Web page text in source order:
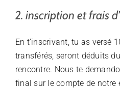
2. inscription et frais
En t’inscrivant, tu as versé
transférés, seront déduits
rencontre. Nous te
final sur le compte de notre